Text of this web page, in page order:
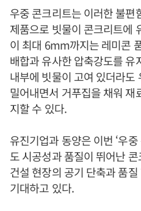
우중 콘크리트는 이러한 불편
제품으로 빗물이 콘크리트에
이 최대 6mm까지는 레미콘
배합과 유사한 압축강도를 유
내부에 빗물이 고여 있더라
밀어내면서 거푸집을 채워
지할 수 있다.
유진기업과 동양은 이번 ‘우
도 시공성과 품질이 뛰어난
건설 현장의 공기 단축과 품
기대하고 있다.